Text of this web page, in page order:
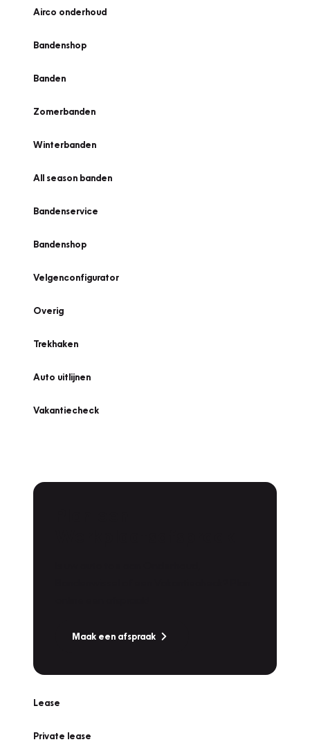
Airco onderhoud
Bandenshop
Banden
Zomerbanden
Winterbanden
All season banden
Bandenservice
Bandenshop
Velgenconfigurator
Overig
Trekhaken
Auto uitlijnen
Vakantiecheck
Maak een afspraak
Lease
Private lease